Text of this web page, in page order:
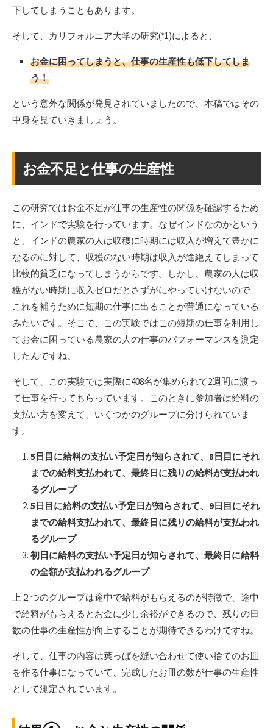
下してしまうこともあります。
そして、カリフォルニア大学の研究(*1)によると、
お金に困ってしまうと、仕事の生産性も低下してしま
う！
という意外な関係が発見されていましたので、本稿ではその
中身を見ていきましょう。
お金不足と仕事の生産性
この研究ではお金不足が仕事の生産性の関係を確認するため
に、インドで実験を行っています。なぜインドなのかという
と、インドの農家の人は収穫に時期には収入が増えて豊かに
なるのに対して、収穫のない時期は収入が途絶えてしまって
比較的貧乏になってしまうからです。しかし、農家の人は収
穫がない時期に収入ゼロだとさずがにやっていけないので、
これを補うために短期の仕事に出ることが普通になっている
みたいです。そこで、この実験ではこの短期の仕事を利用し
てお金に困っている農家の人の仕事のパフォーマンスを測定
したんですね。
そして、この実験では実際に408名が集められて2週間に渡っ
て仕事を行ってもらっています。このときに参加者は給料の
支払い方を変えて、いくつかのグループに分けられていま
す。
5日目に給料の支払い予定日が知らされて、8日目にそれ
までの給料支払われて、最終日に残りの給料が支払われ
るグループ
5日目に給料の支払い予定日が知らされて、9日目にそれ
までの給料支払われて、最終日に残りの給料が支払われ
るグループ
初日に給料の支払い予定日が知らされて、最終日に給料
の全額が支払われるグループ
上２つのグループは途中で給料がもらえるのが特徴で、途中
で給料がもらえるとお金に少し余裕ができるので、残りの日
数の仕事の生産性が向上することが期待できるわけですね。
そして、仕事の内容は葉っぱを縫い合わせて使い捨てのお皿
を作る仕事になっていて、完成したお皿の数が仕事の生産性
として測定されています。